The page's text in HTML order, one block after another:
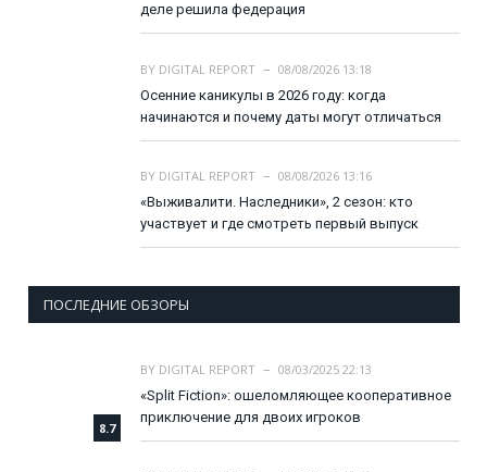
деле решила федерация
BY DIGITAL REPORT
08/08/2026 13:18
Осенние каникулы в 2026 году: когда
начинаются и почему даты могут отличаться
BY DIGITAL REPORT
08/08/2026 13:16
«Выживалити. Наследники», 2 сезон: кто
участвует и где смотреть первый выпуск
ПОСЛЕДНИЕ ОБЗОРЫ
8.7
BY DIGITAL REPORT
08/03/2025 22:13
«Split Fiction»: ошеломляющее кооперативное
приключение для двоих игроков